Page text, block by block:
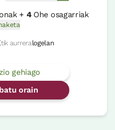
+ 4Ohe osagarriak
tik aurreralogelan
gehiago
orain